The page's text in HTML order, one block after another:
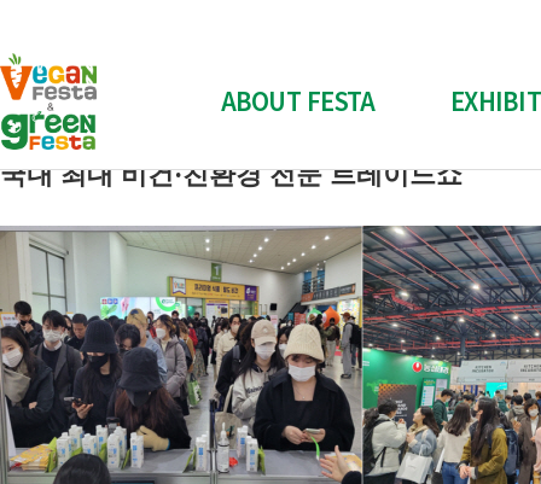
ABOUT FESTA
전시회 소개
전시회 개요
참가 업체 소개
부스배치도
Contact Us
참가신
스폰서십
참가업체 전
양식 다
"Plant-Based, Cruelty-Free"
[제8회] ‘비건 어때?!’ 제8회 비건페스타&그린페스타 내달 13일 개
작성자 : 관리자
국내 최대 비건·친환경 전문 트레이드쇼